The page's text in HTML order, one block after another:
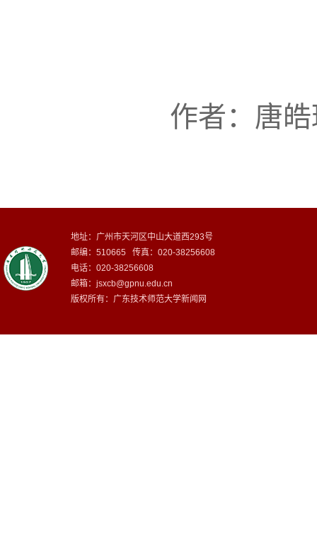
作者：唐
地址：广州市天河区中山大道西293号
邮编：510665 传真：020-38256608
电话：020-38256608
邮箱： jsxcb@gpnu.edu.cn
版权所有：广东技术师范大学新闻网